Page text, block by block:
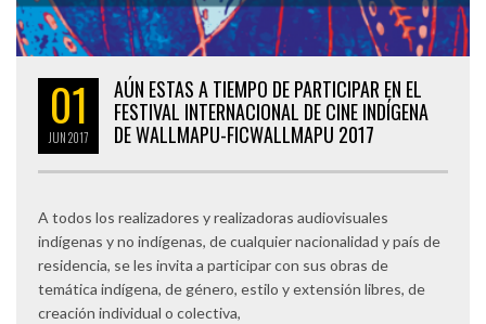
01
JUN2017
AÚN ESTAS A TIEMPO DE PARTICIPAR EN EL
FESTIVAL INTERNACIONAL DE CINE INDÍGENA
DE WALLMAPU-FICWALLMAPU 2017
A todos los realizadores y realizadoras audiovisuales
indígenas y no indígenas, de cualquier nacionalidad y país de
residencia, se les invita a participar con sus obras de
temática indígena, de género, estilo y extensión libres, de
creación individual o colectiva,